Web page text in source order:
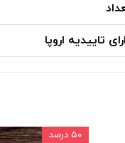
تاییدیه اروپا
۵۰ درصد